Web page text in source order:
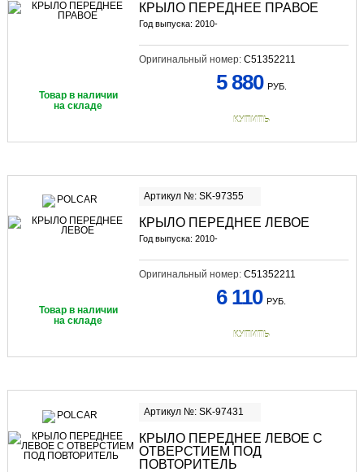
КРЫЛО ПЕРЕДНЕЕ ПРАВОЕ
Год выпуска: 2010-
Оригинальный номер: C51352211
Товар в наличии
на складе
5 880 РУБ.
КУПИТЬ
Артикул №: SK-97355
КРЫЛО ПЕРЕДНЕЕ ЛЕВОЕ
Год выпуска: 2010-
Оригинальный номер: C51352211
Товар в наличии
на складе
6 110 РУБ.
КУПИТЬ
Артикул №: SK-97431
КРЫЛО ПЕРЕДНЕЕ ЛЕВОЕ С
ОТВЕРСТИЕМ ПОД
ПОВТОРИТЕЛЬ